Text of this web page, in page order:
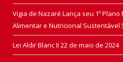
Vigia de Nazaré Lança seu 1º
Alimentar e Nutricional Sustentável
Lei Aldir Blanc II 22 de maio de 2024